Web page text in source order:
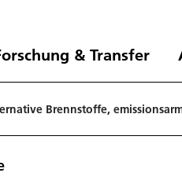
& Transfer
Brennstoffe,